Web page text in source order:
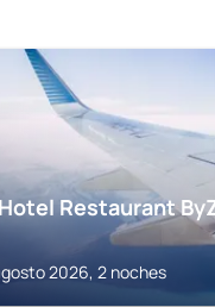
Restaurant
2026, 2 noches